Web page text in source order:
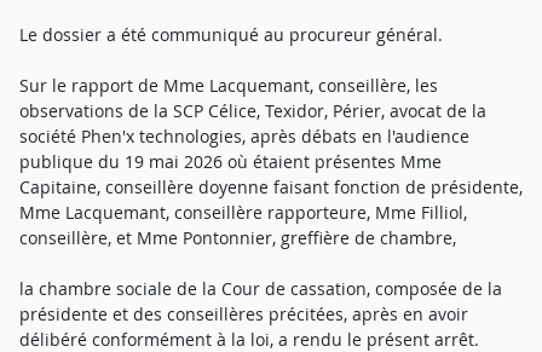
Le dossier a été communiqué au procureur général.
Sur le rapport de Mme Lacquemant, conseillère, les
observations de la SCP Célice, Texidor, Périer, avocat de la
société Phen'x technologies, après débats en l'audience
publique du 19 mai 2026 où étaient présentes Mme
Capitaine, conseillère doyenne faisant fonction de présidente,
Mme Lacquemant, conseillère rapporteure, Mme Filliol,
conseillère, et Mme Pontonnier, greffière de chambre,
la chambre sociale de la Cour de cassation, composée de la
présidente et des conseillères précitées, après en avoir
délibéré conformément à la loi, a rendu le présent arrêt.